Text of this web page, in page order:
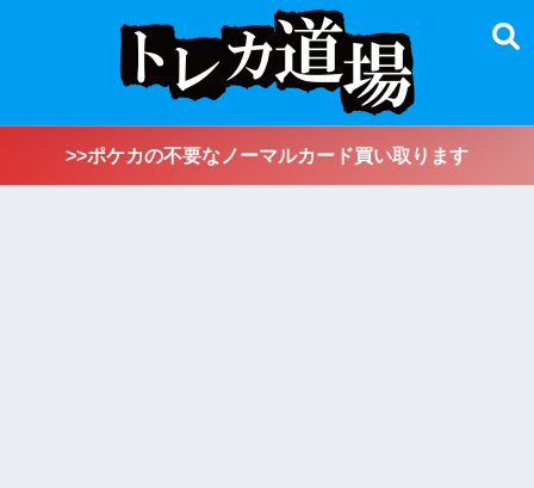
>>ポケカの不要なノーマルカード買い取ります